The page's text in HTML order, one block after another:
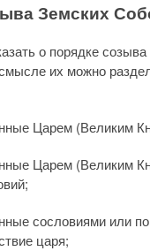
Земских
о порядке
их можно
Царем (Великим
Царем (Великим
сословиями или
царя;